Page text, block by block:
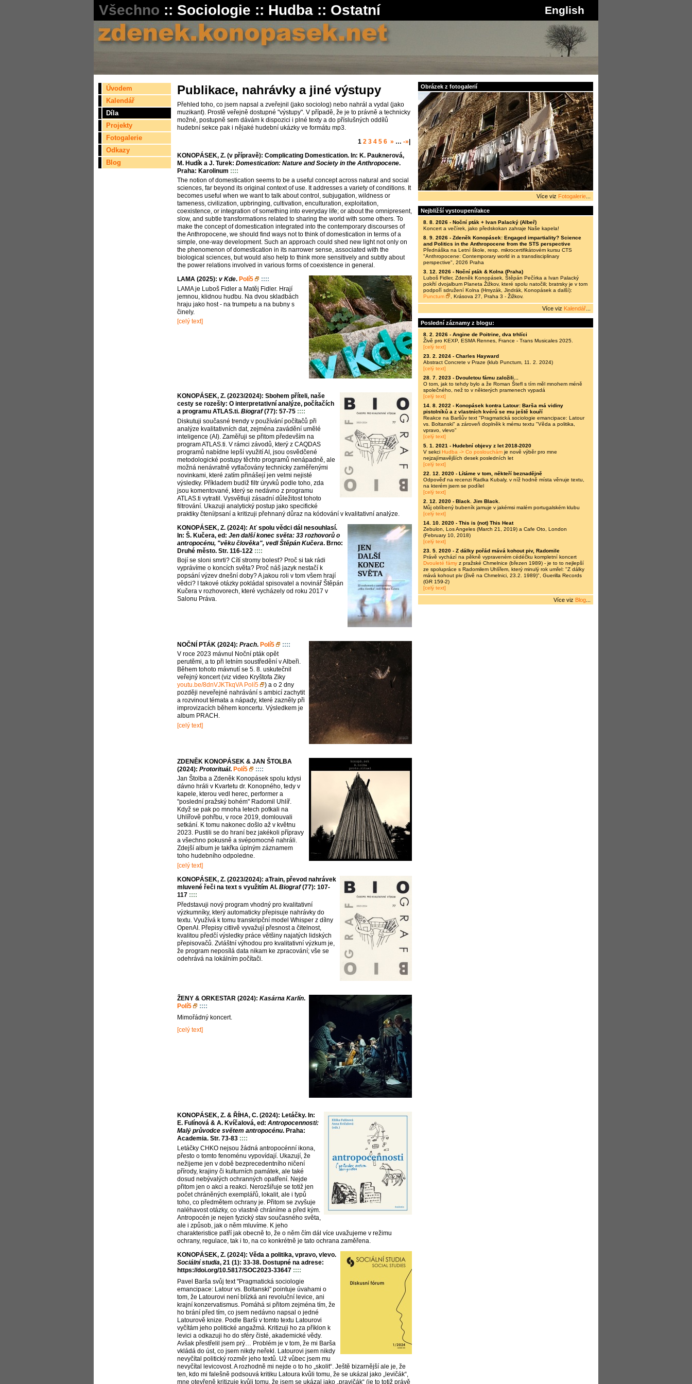
English
Všechno :: Sociologie :: Hudba :: Ostatní
Úvodem
Kalendář
Díla
Projekty
Fotogalerie
Odkazy
Blog
Publikace, nahrávky a jiné výstupy
Přehled toho, co jsem napsal a zveřejnil (jako sociolog) nebo nahrál a vydal (jako
muzikant). Prostě veřejně dostupné "výstupy". V případě, že je to právně a technicky
možné, postupně sem dávám k dispozici i plné texty a do příslušných oddílů
hudební sekce pak i nějaké hudební ukázky ve formátu mp3.
1 2 3 4 5 6 » … -»|
KONOPÁSEK, Z. (v přípravě): Complicating Domestication. In: K. Pauknerová,
M. Hudík a J. Turek: Domestication: Nature and Society in the Anthropocene.
Praha: Karolinum ::::
The notion of domestication seems to be a useful concept across natural and social
sciences, far beyond its original context of use. It addresses a variety of conditions. It
becomes useful when we want to talk about control, subjugation, wildness or
tameness, civilization, upbringing, cultivation, enculturation, exploitation,
coexistence, or integration of something into everyday life; or about the omnipresent,
slow, and subtle transformations related to sharing the world with some others. To
make the concept of domestication integrated into the contemporary discourses of
the Anthropocene, we should find ways not to think of domestication in terms of a
simple, one-way development. Such an approach could shed new light not only on
the phenomenon of domestication in its narrower sense, associated with the
biological sciences, but would also help to think more sensitively and subtly about
the power relations involved in various forms of coexistence in general.
LAMA (2025): v Kde. Polí5
::::
LAMA je Luboš Fidler a Matěj Fidler. Hrají
jemnou, klidnou hudbu. Na dvou skladbách
hraju jako host - na trumpetu a na bubny s
činely.
[celý text]
KONOPÁSEK, Z. (2023/2024): Sbohem příteli, naše
cesty se rozešly: O interpretativní analýze, počítačích
a programu ATLAS.ti. Biograf(77): 57-75 ::::
Diskutuji současné trendy v používání počítačů při
analýze kvalitativních dat, zejména zavádění umělé
inteligence (AI). Zaměřuji se přitom především na
program ATLAS.ti. V rámci závodů, který z CAQDAS
programů nabídne lepší využití AI, jsou osvědčené
metodologické postupy těchto programů nenápadně, ale
možná nenávratně vytlačovány technicky zaměřenými
novinkami, které zatím přinášejí jen velmi nejisté
výsledky. Příkladem budiž filtr úryvků podle toho, zda
jsou komentované, který se nedávno z programu
ATLAS.ti vytratil. Vysvětluji zásadní důležitost tohoto
filtrování. Ukazuji analytický postup jako specifické
praktiky čtení/psaní a kritizuji přehnaný důraz na kódování v kvalitativní analýze.
KONOPÁSEK, Z. (2024): Ať spolu vědci dál nesouhlasí.
In: Š. Kučera, ed: Jen další konec světa: 33 rozhovorů o
antropocénu, "věku člověka", vedl Štěpán Kučera. Brno:
Druhé město. Str. 116-122 ::::
Bojí se sloni smrti? Cítí stromy bolest? Proč si tak rádi
vyprávíme o koncích světa? Proč náš jazyk nestačí k
popsání výzev dnešní doby? A jakou roli v tom všem hrají
vědci? I takové otázky pokládal spisovatel a novinář Štěpán
Kučera v rozhovorech, které vycházely od roku 2017 v
Salonu Práva.
NOČNÍ PTÁK (2024): Prach. Polí5
::::
V roce 2023 mávnul Noční pták opět
perutěmi, a to při letním soustředění v Albeři.
Během tohoto mávnutí se 5. 8. uskutečnil
veřejný koncert (viz video Kryštofa Ziky
youtu.be/8dnVJKTkqVA Polí5
) a o 2 dny
později neveřejné nahrávání s ambicí zachytit
a rozvinout témata a nápady, které zazněly při
improvizacích během koncertu. Výsledkem je
album PRACH.
[celý text]
ZDENĚK KONOPÁSEK & JAN ŠTOLBA
(2024): Protorituál. Polí5
::::
Jan Štolba a Zdeněk Konopásek spolu kdysi
dávno hráli v Kvartetu dr. Konopného, tedy v
kapele, kterou vedl herec, performer a
"poslední pražský bohém" Radomil Uhlíř.
Když se pak po mnoha letech potkali na
Uhlířově pohřbu, v roce 2019, domlouvali
setkání. K tomu nakonec došlo až v květnu
2023. Pustili se do hraní bez jakékoli přípravy
a všechno pokusně a svépomocně nahráli.
Zdejší album je takřka úplným záznamem
toho hudebního odpoledne.
[celý text]
KONOPÁSEK, Z. (2023/2024): aTrain, převod nahrávek
mluvené řeči na text s využitím AI. Biograf(77): 107-
117 ::::
Představuji nový program vhodný pro kvalitativní
výzkumníky, který automaticky přepisuje nahrávky do
textu. Využívá k tomu transkripční model Whisper z dílny
OpenAI. Přepisy citlivě vyvažují přesnost a čitelnost,
kvalitou předčí výsledky práce většiny najatých lidských
přepisovačů. Zvláštní výhodou pro kvalitativní výzkum je,
že program neposílá data nikam ke zpracování; vše se
odehrává na lokálním počítači.
ŽENY & ORKESTAR (2024): Kas​á​rna Karl​í​n.
Polí5
::::
Mimořádný koncert.
[celý text]
KONOPÁSEK, Z. & ŘÍHA, C. (2024): Letáčky. In:
E. Fulínová & A. Kvíčalová, ed: Antropocennosti:
Malý průvodce světem antropocénu. Praha:
Academia. Str. 73-83 ::::
Letáčky CHKO nejsou žádná antropocénní ikona,
přesto o tomto fenoménu vypovídají. Ukazují, že
nežijeme jen v době bezprecedentního ničení
přírody, krajiny či kulturních památek, ale také
dosud nebývalých ochranných opatření. Nejde
přitom jen o akci a reakci. Nerozšiřuje se totiž jen
počet chráněných exemplářů, lokalit, ale i typů
toho, co předmětem ochrany je. Přitom se zvyšuje
naléhavost otázky, co vlastně chráníme a před kým.
Antropocén je nejen fyzický stav současného světa,
ale i způsob, jak o něm mluvíme. K jeho
charakteristice patří jak obecně to, že o něm čím dál více uvažujeme v režimu
ochrany, regulace, tak i to, na co konkrétně je tato ochrana zaměřena.
KONOPÁSEK, Z. (2024): Věda a politika, vpravo, vlevo.
Sociální studia, 21 (1): 33-38. Dostupné na adrese:
https://doi.org/10.5817/SOC2023-33647 ::::
Pavel Barša svůj text "Pragmatická sociologie
emancipace: Latour vs. Boltanski" pointuje úvahami o
tom, že Latourovi není blízká ani revoluční levice, ani
krajní konzervatismus. Pomáhá si přitom zejména tím, že
ho brání před tím, co jsem nedávno napsal o jedné
Latourově knize. Podle Barši v tomto textu Latourovi
vyčítám jeho politické angažmá. Kritizuji ho za příklon k
levici a odkazuji ho do sféry čisté, akademické vědy.
Avšak přestřelil jsem prý… Problém je v tom, že mi Barša
vkládá do úst, co jsem nikdy neřekl. Latourovi jsem nikdy
nevyčítal politický rozměr jeho textů. Už vůbec jsem mu
nevyčítal levicovost. A rozhodně mi nejde o to ho „skolit“. Ještě bizarnější ale je, že
ten, kdo mi falešně podsouvá kritiku Latoura kvůli tomu, že se ukázal jako „levičák“,
mne otevřeně kritizuje kvůli tomu, že jsem se ukázal jako „pravičák“ (je to totiž právě
Obrázek z fotogalerií
Více viz Fotogalerie
Nejbližší vystoupení/akce
8. 8. 2026 - Noční pták + Ivan Palacký (Albeř)
Koncert a večírek, jako předskokan zahraje Naše kapela!
8. 9. 2026 - Zdeněk Konopásek: Engaged impartiality? Science
and Politics in the Anthropocene from the STS perspective
Přednáška na Letní škole, resp. mikrocertifikátovém kursu CTS
"Anthropocene: Contemporary world in a transdisciplinary
perspective", 2026 Praha
3. 12. 2026 - Noční pták & Kolna (Praha)
Luboš Fidler, Zdeněk Konopásek, Štěpán Pečírka a Ivan Palacký
pokřtí dvojalbum Planeta Žižkov, které spolu natočili; bratrsky je v tom
podpoří sdružení Kolna (Hmyzák, Jindrák, Konopásek a další):
Punctum
, Krásova 27, Praha 3 - Žižkov.
Více viz Kalendář
Poslední záznamy z blogu:
8. 2. 2026 - Angine de Poitrine, dva trhlíci
Živě pro KEXP, ESMA Rennes, France - Trans Musicales 2025.
[celý text]
23. 2. 2024 - Charles Hayward
Abstract Concrete v Praze (klub Punctum, 11. 2. 2024)
[celý text]
28. 7. 2023 - Dvouletou fámu založili...
O tom, jak to tehdy bylo a že Roman Štefl s tím měl mnohem méně
společného, než to v některých pramenech vypadá
[celý text]
14. 8. 2022 - Konopásek kontra Latour: Barša má vidiny
pistolníků a z vlastních kvérů se mu ještě kouří
Reakce na Baršův text "Pragmatická sociologie emancipace: Latour
vs. Boltanski" a zároveň doplněk k mému textu "Věda a politika,
vpravo, vlevo"
[celý text]
5. 1. 2021 - Hudební objevy z let 2018-2020
V sekci Hudba -> Co poslouchám je nově výběr pro mne
nejzajímavějších desek posledních let
[celý text]
22. 12. 2020 - Lítáme v tom, někteří beznadějně
Odpověď na recenzi Radka Kubaly, v níž hodně místa věnuje textu,
na kterém jsem se podílel
[celý text]
2. 12. 2020 - Black. Jim Black.
Můj oblíbený bubeník jamuje v jakémsi malém portugalském klubu
[celý text]
14. 10. 2020 - This is (not) This Heat
Zebulon, Los Angeles (March 21, 2019) a Cafe Oto, London
(February 10, 2018)
[celý text]
23. 5. 2020 - Z dálky pořád mává kohout piv, Radomile
Právě vychází na pěkně vypraveném cédéčku kompletní koncert
Dvouleté fámy z pražské Chmelnice (březen 1989) - je to to nejlepší
ze spolupráce s Radomilem Uhlířem, který minulý rok umřel: "Z dálky
mává kohout piv (živě na Chmelnici, 23.2. 1989)", Guerilla Records
(GR 159-2)
[celý text]
Více viz Blog